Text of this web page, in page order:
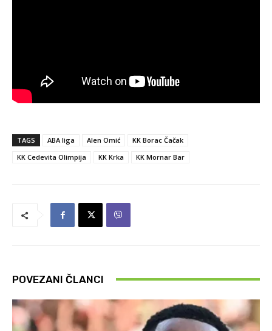
TAGS ABA liga Alen Omić
KK Borac Čačak
KK Cedevita Olimpija
KK Krka KK Mornar Bar
POVEZANI ČLANCI